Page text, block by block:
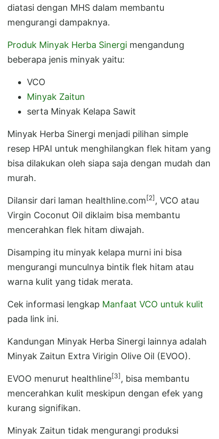
diatasi dengan MHS dalam membantu
mengurangi dampaknya.
Produk Minyak Herba Sinergi mengandung
beberapa jenis minyak yaitu:
VCO
Minyak Zaitun
serta Minyak Kelapa Sawit
Minyak Herba Sinergi menjadi pilihan simple
resep HPAI untuk menghilangkan flek hitam yang
bisa dilakukan oleh siapa saja dengan mudah dan
murah.
Dilansir dari laman healthline.com[2] , VCO atau
Virgin Coconut Oil diklaim bisa membantu
mencerahkan flek hitam diwajah.
Disamping itu minyak kelapa murni ini bisa
mengurangi munculnya bintik flek hitam atau
warna kulit yang tidak merata.
Cek informasi lengkap Manfaat VCO untuk kulit
pada link ini.
Kandungan Minyak Herba Sinergi lainnya adalah
Minyak Zaitun Extra Virigin Olive Oil (EVOO).
EVOO menurut healthline[3] , bisa membantu
mencerahkan kulit meskipun dengan efek yang
kurang signifikan.
Minyak Zaitun tidak mengurangi produksi